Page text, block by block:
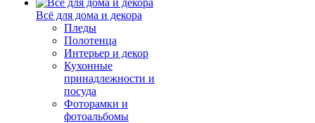
Всё для дома и декора
Пледы
Полотенца
Интерьер и декор
Кухонные
принадлежности и
посуда
Фоторамки и
фотоальбомы